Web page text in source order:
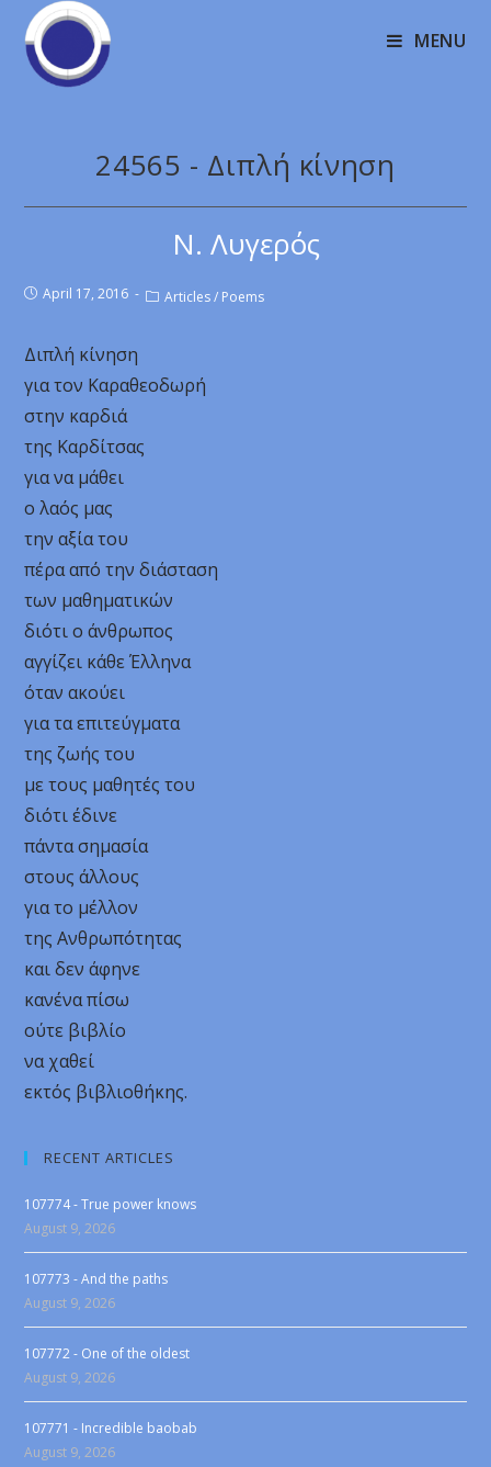
MENU
24565 - Διπλή κίνηση
Ν. Λυγερός
April 17, 2016 Articles / Poems
Διπλή κίνηση
για τον Καραθεοδωρή
στην καρδιά
της Καρδίτσας
για να μάθει
ο λαός μας
την αξία του
πέρα από την διάσταση
των μαθηματικών
διότι ο άνθρωπος
αγγίζει κάθε Έλληνα
όταν ακούει
για τα επιτεύγματα
της ζωής του
με τους μαθητές του
διότι έδινε
πάντα σημασία
στους άλλους
για το μέλλον
της Ανθρωπότητας
και δεν άφηνε
κανένα πίσω
ούτε βιβλίο
να χαθεί
εκτός βιβλιοθήκης.
RECENT ARTICLES
107774 - True power knows
August 9, 2026
107773 - And the paths
August 9, 2026
107772 - One of the oldest
August 9, 2026
107771 - Incredible baobab
August 9, 2026